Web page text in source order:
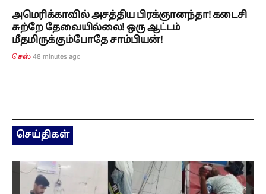
அமெரிக்காவில் அசத்திய பிரக்ஞானந்தா! கடைசி
சுற்றே தேவையில்லை! ஒரு ஆட்டம்
மீதமிருக்கும்போதே சாம்பியன்!
செஸ் 48 minutes ago
செய்திகள்